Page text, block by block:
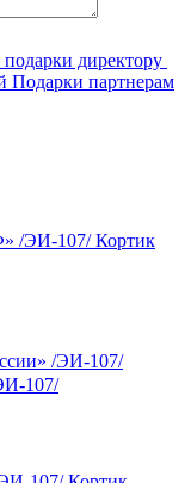
директору
Подарки партнерам
Кортик
107/